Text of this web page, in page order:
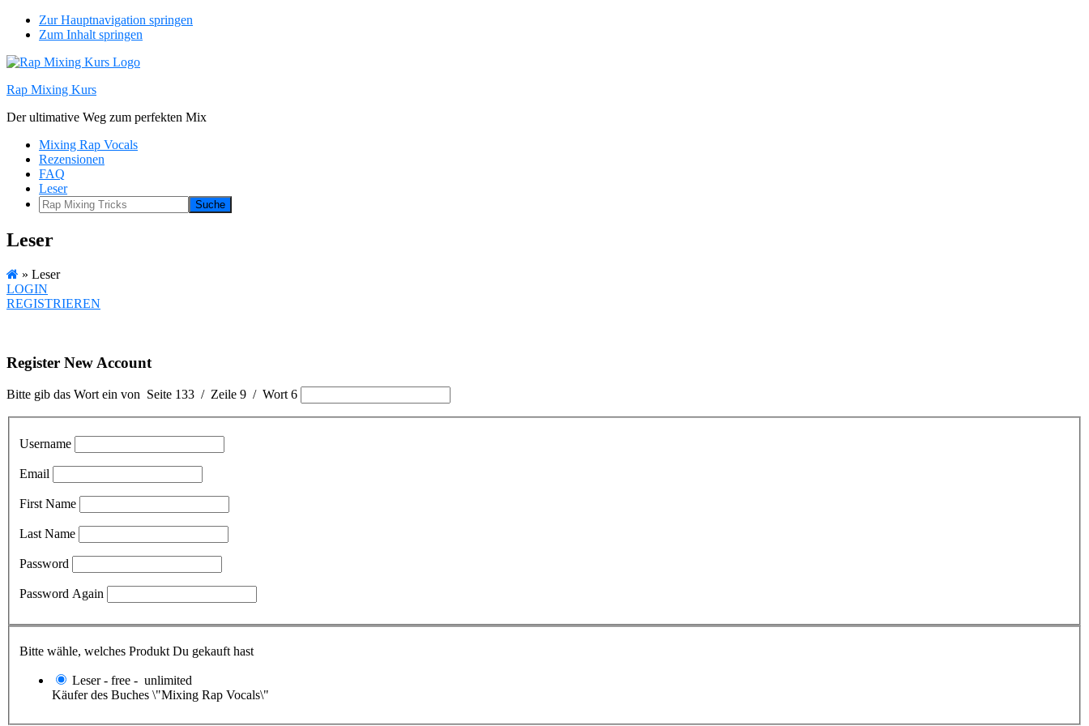
Zur Hauptnavigation springen
Zum Inhalt springen
Rap Mixing Kurs
Der ultimative Weg zum perfekten Mix
Mixing Rap Vocals
Rezensionen
FAQ
Leser
Rap
Mixing
Leser
» Leser
LOGIN
REGISTRIEREN
Register New Account
Bitte gib das Wort ein von Seite 133 / Zeile 9 / Wort 6
Username
Email
First Name
Last Name
Password
Password Again
Bitte wähle, welches Produkt Du gekauft hast
Leser- free - unlimited
Käufer des Buches \"Mixing Rap Vocals\"